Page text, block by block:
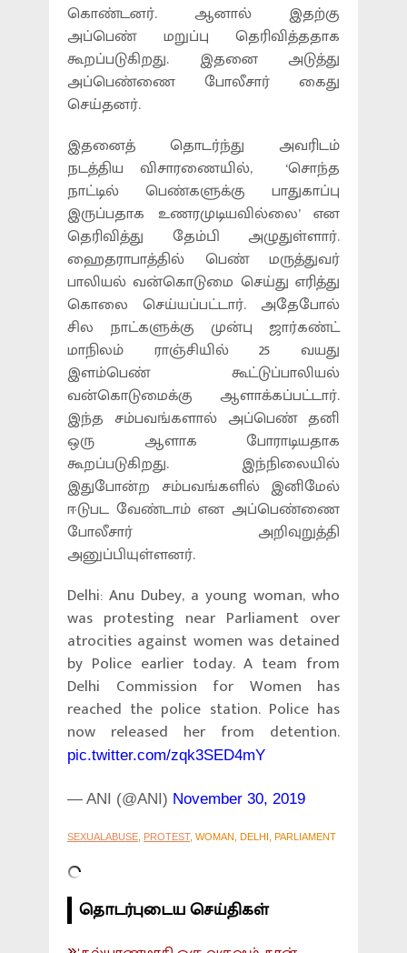
கொண்டனர். ஆனால் இதற்கு
அப்பெண் மறுப்பு தெரிவித்ததாக
கூறப்படுகிறது. இதனை அடுத்து
அப்பெண்ணை போலீசார் கைது
செய்தனர்.
இதனைத் தொடர்ந்து அவரிடம்
நடத்திய விசாரணையில், ‘சொந்த
நாட்டில் பெண்களுக்கு பாதுகாப்பு
இருப்பதாக உணரமுடியவில்லை’ என
தெரிவித்து தேம்பி அழுதுள்ளார்.
ஹைதராபாத்தில் பெண் மருத்துவர்
பாலியல் வன்கொடுமை செய்து எரித்து
கொலை செய்யப்பட்டார். அதேபோல்
சில நாட்களுக்கு முன்பு ஜார்கண்ட்
மாநிலம் ராஞ்சியில் 25 வயது
இளம்பெண் கூட்டுப்பாலியல்
வன்கொடுமைக்கு ஆளாக்கப்பட்டார்.
இந்த சம்பவங்களால் அப்பெண் தனி
ஒரு ஆளாக போராடியதாக
கூறப்படுகிறது. இந்நிலையில்
இதுபோன்ற சம்பவங்களில் இனிமேல்
ஈடுபட வேண்டாம் என அப்பெண்ணை
போலீசார் அறிவுறுத்தி
அனுப்பியுள்ளனர்.
Delhi: Anu Dubey, a young woman, who
was protesting near Parliament over
atrocities against women was detained
by Police earlier today. A team from
Delhi Commission for Women has
reached the police station. Police has
now released her from detention.
pic.twitter.com/zqk3SED4mY
— ANI (@ANI) November 30, 2019
SEXUALABUSE, PROTEST, WOMAN, DELHI, PARLIAMENT
தொடர்புடைய செய்திகள்